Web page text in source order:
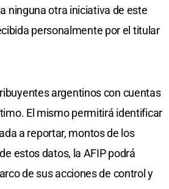
ninguna otra iniciativa de este
personalmente por el titular
argentinos con cuentas
El mismo permitirá identificar
a reportar, montos de los
estos datos, la AFIP podrá
de sus acciones de control y